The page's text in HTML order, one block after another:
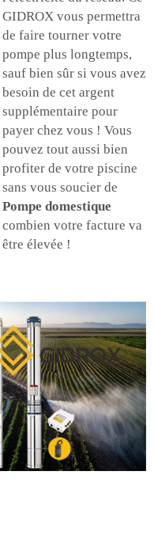
GIDROX vous permettra
de faire tourner votre
pompe plus longtemps,
sauf bien sûr si vous avez
besoin de cet argent
supplémentaire pour
payer chez vous ! Vous
pouvez tout aussi bien
profiter de votre piscine
sans vous soucier de
Pompe domestique
combien votre facture va
être élevée !